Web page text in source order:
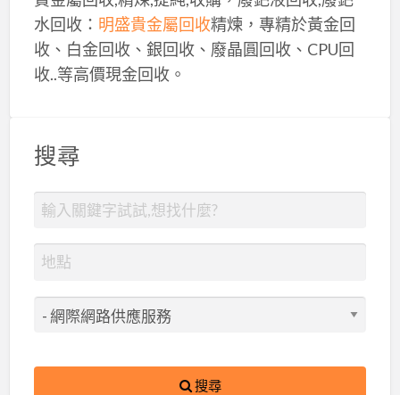
水回收： 明盛貴金屬回收精煉，專精於黃金回
收、白金回收、銀回收、廢晶圓回收、CPU回
收..等高價現金回收。
搜尋
搜尋